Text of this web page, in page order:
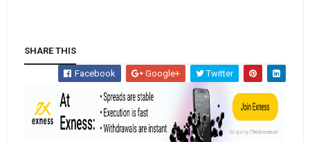
SHARE THIS
Facebook Google+ Twitter